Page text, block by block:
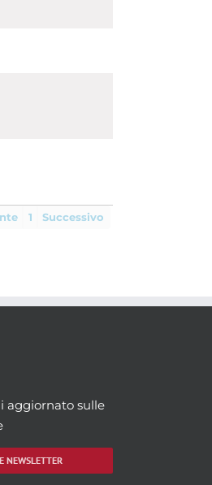
1 Successivo
aggiornato sulle
NEWSLETTER